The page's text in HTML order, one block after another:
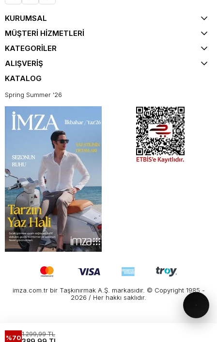
KURUMSAL
MÜŞTERİ HİZMETLERİ
KATEGORİLER
ALIŞVERİŞ
KATALOG
Spring Summer '26
imza.com.tr bir Taşkınırmak A.Ş. markasıdır. © Copyright 1985 -
2026 / Her hakkı saklıdır.
%701.299,99 TL